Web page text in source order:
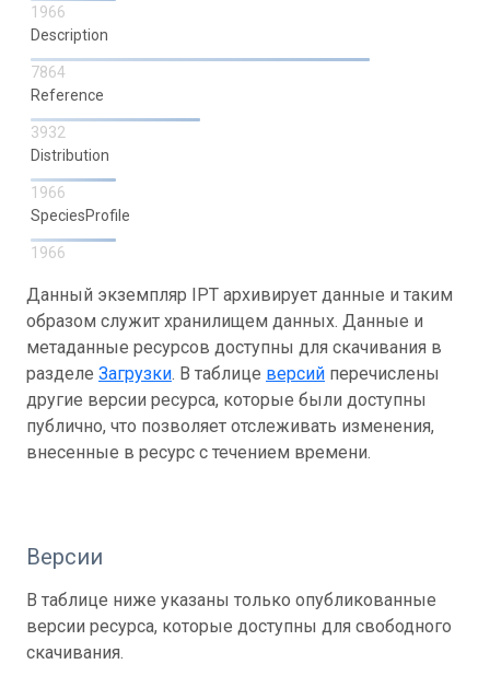
1966
Description
7864
Reference
3932
Distribution
1966
SpeciesProfile
1966
Данный экземпляр IPT архивирует данные и таким
образом служит хранилищем данных. Данные и
метаданные ресурсов доступны для скачивания в
разделе Загрузки. В таблице версий перечислены
другие версии ресурса, которые были доступны
публично, что позволяет отслеживать изменения,
внесенные в ресурс с течением времени.
Версии
В таблице ниже указаны только опубликованные
версии ресурса, которые доступны для свободного
скачивания.